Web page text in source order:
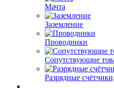
Мачта
Заземление
Проводники
Сопутствующие
Разрядные